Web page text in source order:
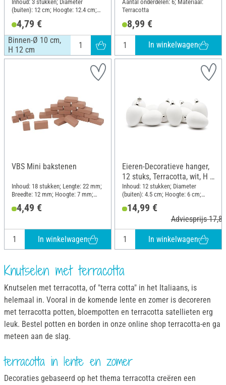
cm
Inhoud: 3 stukken; Diameter
(buiten): 12 cm; Hoogte: 12.4 cm;
4,79 €
Binnen-Ø 10 cm,
H 12 cm
Aantal onderdelen: 6; Materiaal:
Terracotta
8,99 €
In winkelwagen
VBS Mini bakstenen
Inhoud: 18 stukken; Lengte: 22 mm;
Breedte: 12 mm; Hoogte: 7 mm;
Materiaal: Terracotta
4,49 €
In winkelwagen
Eieren-Decoratieve hanger,
12 stuks, Terracotta, wit, H 6
cm
Inhoud: 12 stukken; Diameter
(buiten): 4.5 cm; Hoogte: 6 cm;
Materiaal: Terracotta
14,99 €
Adviesprijs
In winkelwagen
Knutselen met terracotta
Knutselen met terracotta, of "terra cotta" in het Italiaans, is
helemaal in. Vooral in de komende lente en zomer is decoreren
met terracotta potten, bloempotten en terracotta satellieten erg
leuk. Bestel potten en borden in onze online shop terracotta-en ga
meteen aan de slag.
terracotta in lente en zomer
Decoraties gebaseerd op het thema terracotta creëren een